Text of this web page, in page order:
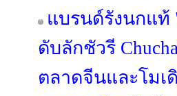
แบรนด์รังนกแท้
ดับลักชัวรี
ตลาดจีนและโมเ